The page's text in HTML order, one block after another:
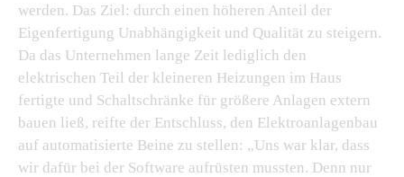
werden. Das Ziel: durch einen höheren Anteil der
Eigenfertigung Unabhängigkeit und Qualität zu steigern.
Da das Unternehmen lange Zeit lediglich den
elektrischen Teil der kleineren Heizungen im Haus
fertigte und Schaltschränke für größere Anlagen extern
bauen ließ, reifte der Entschluss, den Elektroanlagenbau
auf automatisierte Beine zu stellen: „Uns war klar, dass
wir dafür bei der Software aufrüsten mussten. Denn nur